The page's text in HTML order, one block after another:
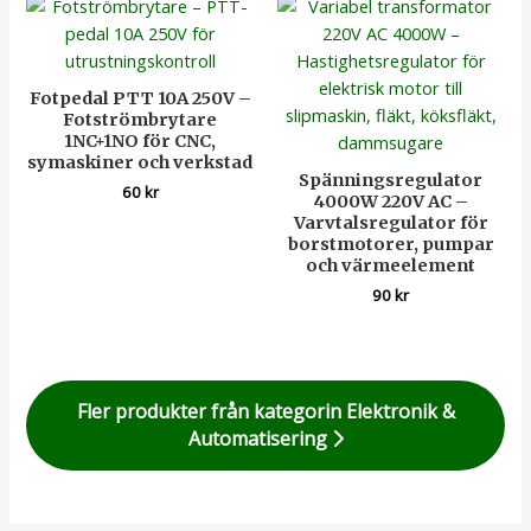
Fotpedal PTT 10A 250V –
Fotströmbrytare
1NC+1NO för CNC,
symaskiner och verkstad
60kr
Spänningsregulator
4000W 220V AC –
Varvtalsregulator för
borstmotorer, pumpar
och värmeelement
90kr
Fler produkter från kategorin Elektronik &
Automatisering